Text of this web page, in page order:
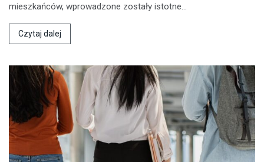
mieszkańców, wprowadzone zostały istotne…
Czytaj dalej